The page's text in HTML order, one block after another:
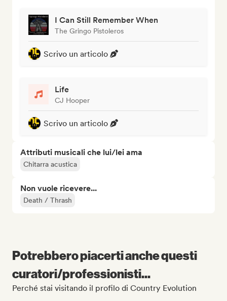
I Can Still Remember When
The Gringo Pistoleros
Scrivo un articolo
Life
CJ Hooper
Scrivo un articolo
Attributi musicali che lui/lei ama
Chitarra acustica
Non vuole ricevere...
Death / Thrash
Potrebbero piacerti anche questi
curatori/professionisti...
Perché stai visitando il profilo di Country Evolution